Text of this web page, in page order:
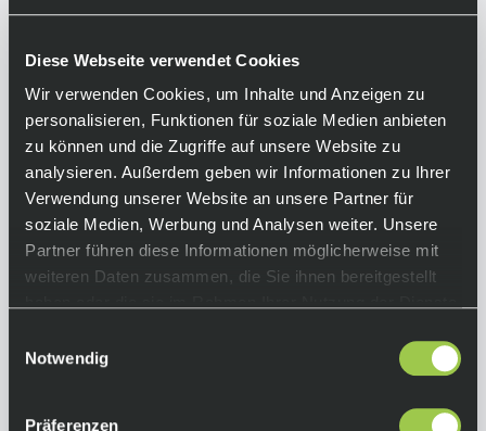
Diese Webseite verwendet Cookies
Wir verwenden Cookies, um Inhalte und Anzeigen zu
personalisieren, Funktionen für soziale Medien anbieten
zu können und die Zugriffe auf unsere Website zu
analysieren. Außerdem geben wir Informationen zu Ihrer
Verwendung unserer Website an unsere Partner für
soziale Medien, Werbung und Analysen weiter. Unsere
Partner führen diese Informationen möglicherweise mit
weiteren Daten zusammen, die Sie ihnen bereitgestellt
Notwendig
Präferenzen
Miche Graff Allroad Wheels, Pixel Green Matt
Ab 6.100,00 €inkl. 19% Mwst.
Auf Lager.
Lieferzeit: 4-10 Tage
Art.-Nr.: P122389
In den Warenkorb